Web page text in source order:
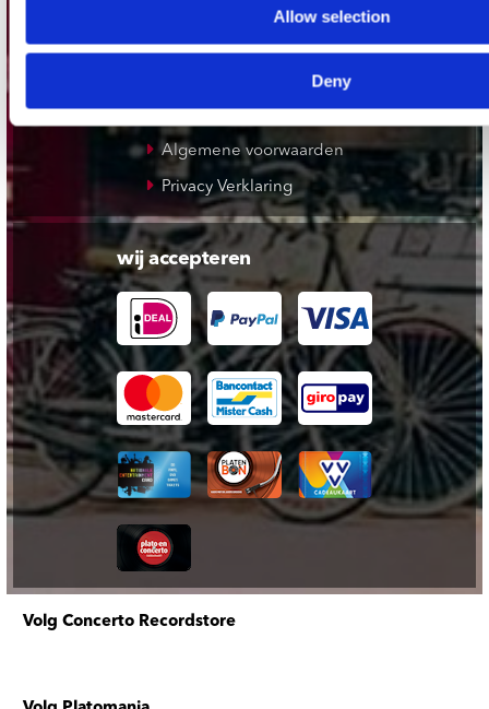
Allow selection
Deny
Klantenservice
Contact opnemen
Algemene voorwaarden
Privacy Verklaring
wij accepteren
Volg Concerto Recordstore